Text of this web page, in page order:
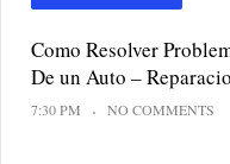
Como Resolver
De un Auto –
7:30 PM NO COMMENTS